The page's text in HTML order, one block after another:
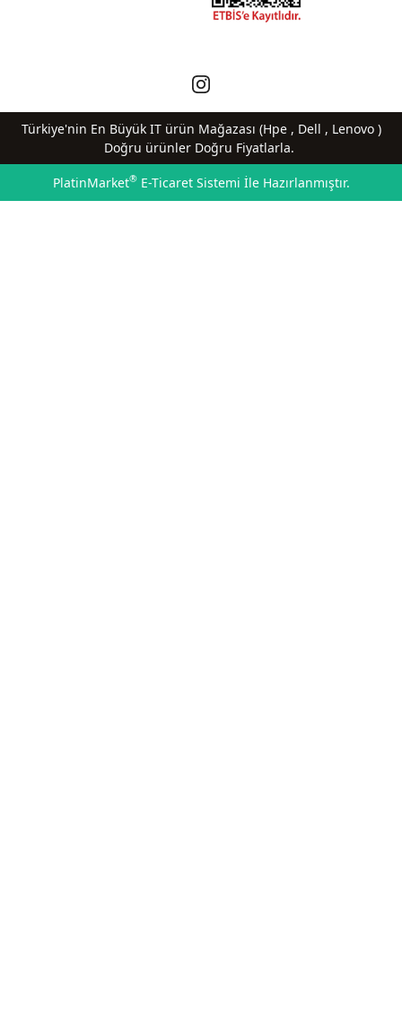
Türkiye'nin En Büyük IT ürün Mağazası (Hpe , Dell , Lenovo )
Doğru ürünler Doğru Fiyatlarla.
PlatinMarket®E-Ticaret Sistemi İle Hazırlanmıştır.